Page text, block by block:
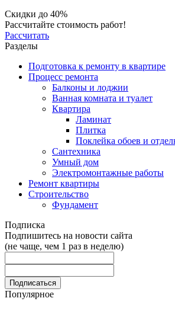
Скидки до 40%
Рассчитайте стоимость работ!
Рассчитать
Разделы
Подготовка к ремонту в квартире
Процесс ремонта
Балконы и лоджии
Ванная комната и туалет
Квартира
Ламинат
Плитка
Поклейка обоев и
Сантехника
Умный дом
Электромонтажные работы
Ремонт квартиры
Строительство
Фундамент
Подписка
Подпишитесь на новости сайта
(не чаще, чем 1 раз в неделю)
Популярное